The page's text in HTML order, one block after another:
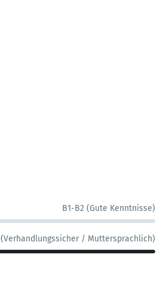
B1-B2 (Gute Kenntnisse)
(Verhandlungssicher / Muttersprachlich)